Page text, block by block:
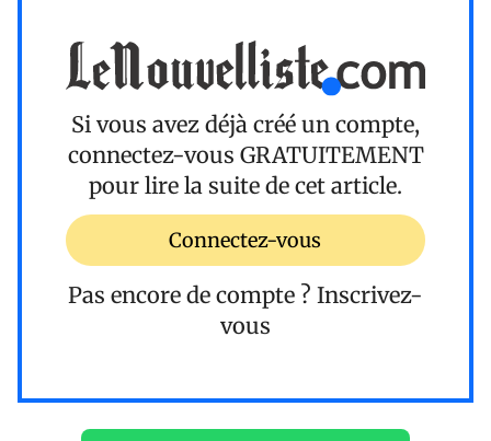
Si vous avez déjà créé un compte,
connectez-vous GRATUITEMENT
pour lire la suite de cet article.
Connectez-vous
Pas encore de compte ? Inscrivez-
vous